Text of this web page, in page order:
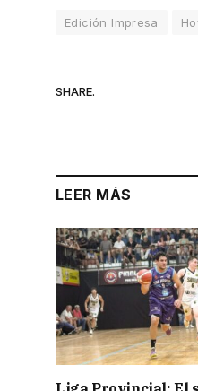
Edición Impresa
SHARE.
LEER MÁS